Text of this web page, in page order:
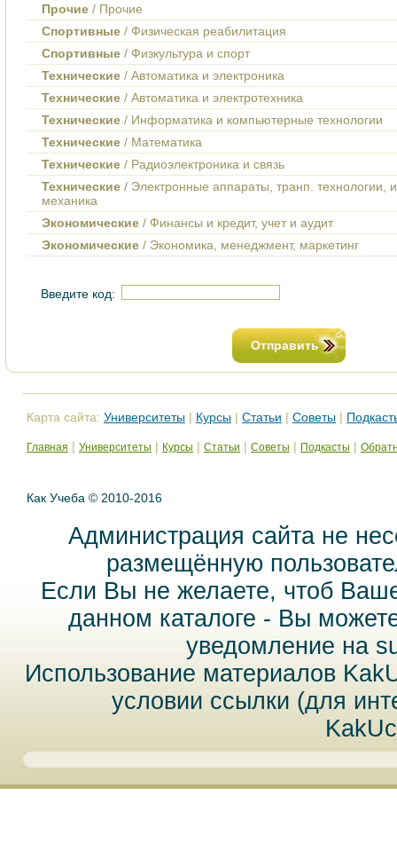
Прочие / Прочие
Спортивные / Физическая реабилитация
Спортивные / Физкультура и спорт
Технические / Автоматика и электроника
Технические / Автоматика и электротехника
Технические / Информатика и компьютерные технологии
Технические / Математика
Технические / Радиоэлектроника и связь
Технические / Электронные аппараты, транп. технологии,
механика
Экономические / Финансы и кредит, учет и аудит
Экономические / Экономика, менеджмент, маркетинг
Введите код:
Отправить
Карта сайта: Университеты | Курсы | Статьи | Советы |
Главная | Университеты | Курсы | Статьи | Советы | Подкасты |
Как Учеба © 2010-2016
Администрация сайта не
размещённую
Если Вы не желаете, чтоб
данном каталоге - Вы
уведомление на
Использование материалов
условии ссылки (для